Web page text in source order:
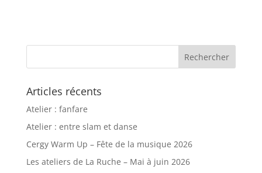
Articles récents
Atelier : fanfare
Atelier : entre slam et danse
Cergy Warm Up – Fête de la musique 2026
Les ateliers de La Ruche – Mai à juin 2026